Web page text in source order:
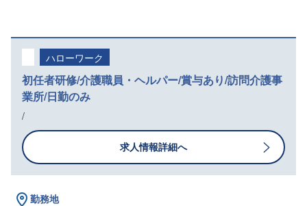
ハローワーク
初任者研修/介護職員・ヘルパー/賞与あり/訪問介護事
業所/日勤のみ
/
求人情報詳細へ
勤務地